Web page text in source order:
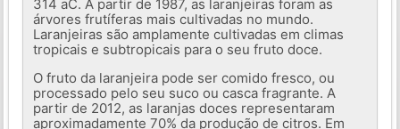
314 aC. A partir de 1987, as laranjeiras foram as
árvores frutíferas mais cultivadas no mundo.
Laranjeiras são amplamente cultivadas em climas
tropicais e subtropicais para o seu fruto doce.
O fruto da laranjeira pode ser comido fresco, ou
processado pelo seu suco ou casca fragrante. A
partir de 2012, as laranjas doces representaram
aproximadamente 70% da produção de citros. Em